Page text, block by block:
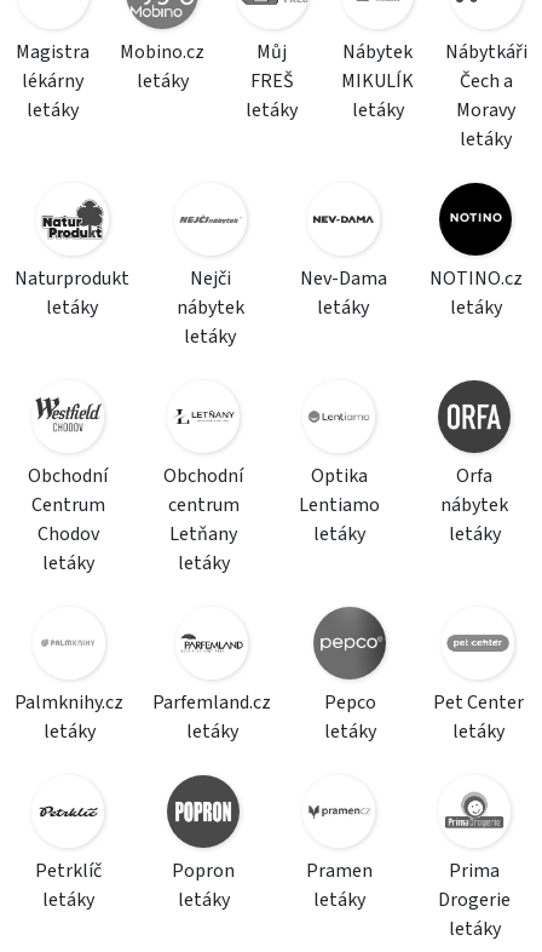
Magistra
lékárny
letáky
Mobino.cz
letáky
Můj
FREŠ
letáky
Nábytek
MIKULÍK
letáky
Nábytkáři
Čech a
Moravy
letáky
Naturprodukt
letáky
Nejči
nábytek
letáky
Nev-Dama
letáky
NOTINO.cz
letáky
Obchodní
Centrum
Chodov
letáky
Obchodní
centrum
Letňany
letáky
Optika
Lentiamo
letáky
Orfa
nábytek
letáky
Palmknihy.cz
letáky
Parfemland.cz
letáky
Pepco
letáky
Pet Center
letáky
Petrklíč
letáky
Popron
letáky
Pramen
letáky
Prima
Drogerie
letáky